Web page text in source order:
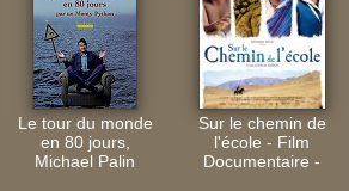
Le tour du monde
en 80 jours,
Michael Palin
Sur le chemin de
l'école - Film
Documentaire -